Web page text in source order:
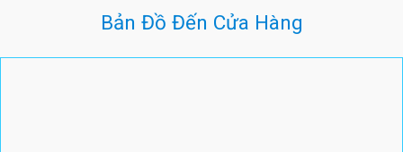
Bản Đồ Đến Cửa Hàng